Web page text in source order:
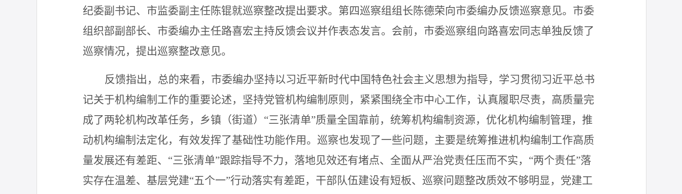
纪委副书记、市监委副主任陈锟就巡察整改提出要求。第四巡察组组长陈德荣向市委编办反馈巡察意见。 市委
组织部副部长、市委编办主任路喜宏主持反馈会议并作表态发言。 会前，市委巡察组向路喜宏同志单独反馈了
巡察情况，提出巡察整改意见。
反馈指出， 总的来看， 市委编办坚持以习近平新时代中国特色社会主义思想为指导，学习贯彻习近平总书
记关于机构编制工作的重要论述，坚持党管机构编制原则，紧紧围绕全市中心工作，认真履职尽责，高质量完
成了两轮机构改革任务，乡镇（街道） “三张清单”质量全国靠前， 统筹机构编制资源，优化机构编制管理，推
动机构编制法定化，有效发挥了基础性功能作用。巡察也发现了一些问题，主要是统筹推进机构编制工作高质
量发展还有差距、 “三张清单”跟踪指导不力，落地见效还有堵点、全面从严治党责任压而不实，“两个责任”落
实存在温差、基层党建“五个一”行动落实有差距，干部队伍建设有短板、巡察问题整改质效不够明显，党建工